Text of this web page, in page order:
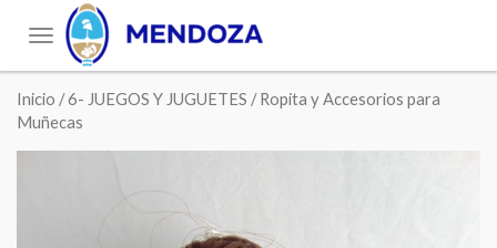
Toggle
navigation
Inicio /6- JUEGOS Y JUGUETES / Ropita y Accesorios para
Muñecas